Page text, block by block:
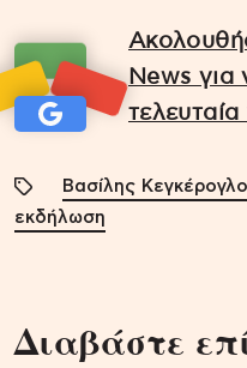
News για
τελευταία
Βασίλης
εκδήλωση
Διαβάστε